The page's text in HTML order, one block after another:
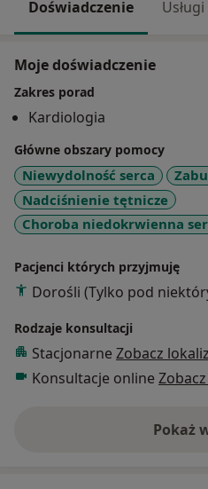
Doświadczenie
Moje doświadczenie
Zakres porad
Kardiologia
Główne obszary pomocy
Niewydolność serca
Nadciśnienie tętnicze
Choroba niedokrwienna
Pacjenci których przyjmuję
Dorośli (Tylko pod
Rodzaje konsultacji
Stacjonarne Zobacz
Konsultacje online
Pokaż